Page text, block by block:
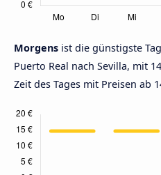
Morgens ist die günstigste
Puerto Real nach Sevilla, mit
Zeit des Tages mit Preisen ab